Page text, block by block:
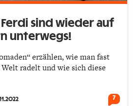
sind wieder auf
unterwegs!
erzählen, wie man fast
radelt und wie sich diese
7